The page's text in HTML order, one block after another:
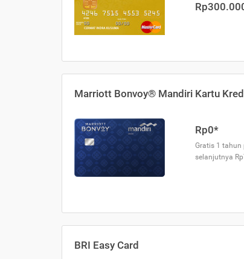
Marriott Bonvoy® Mandiri Kartu
Rp0*
Gratis 1 tahun
selanjutnya
BRI Easy Card